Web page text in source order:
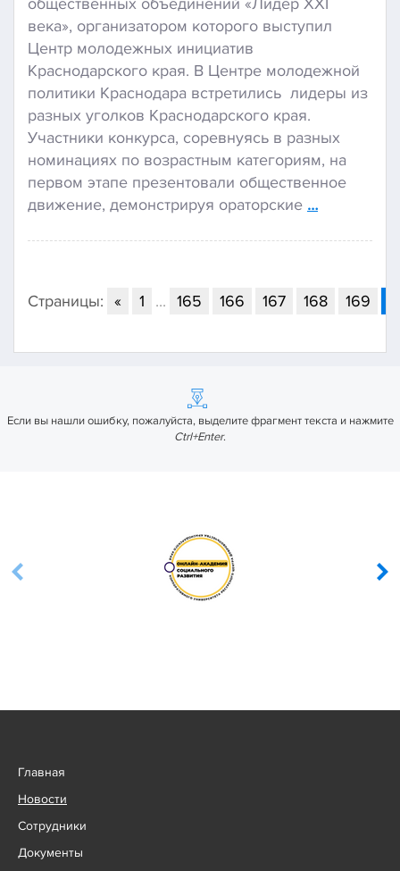
века», организатором которого выступил
Центр молодежных инициатив
Краснодарского края. В Центре молодежной
политики Краснодара встретились лидеры из
разных уголков Краснодарского края.
Участники конкурса, соревнуясь в разных
номинациях по возрастным категориям, на
первом этапе презентовали общественное
движение, демонстрируя ораторские …
Страницы: « 1 ... 165 166 167 168 169
Если вы нашли ошибку, пожалуйста, выделите фрагмент текста и нажмите
Ctrl+Enter.
Главная
Новости
Сотрудники
Документы